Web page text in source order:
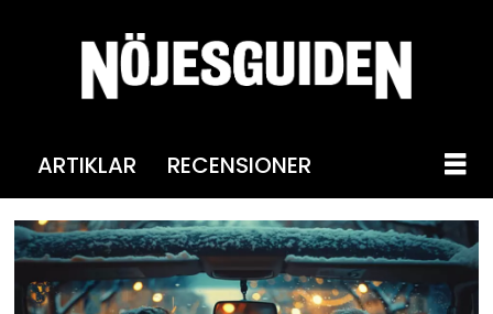
ARTIKLAR RECENSIONER